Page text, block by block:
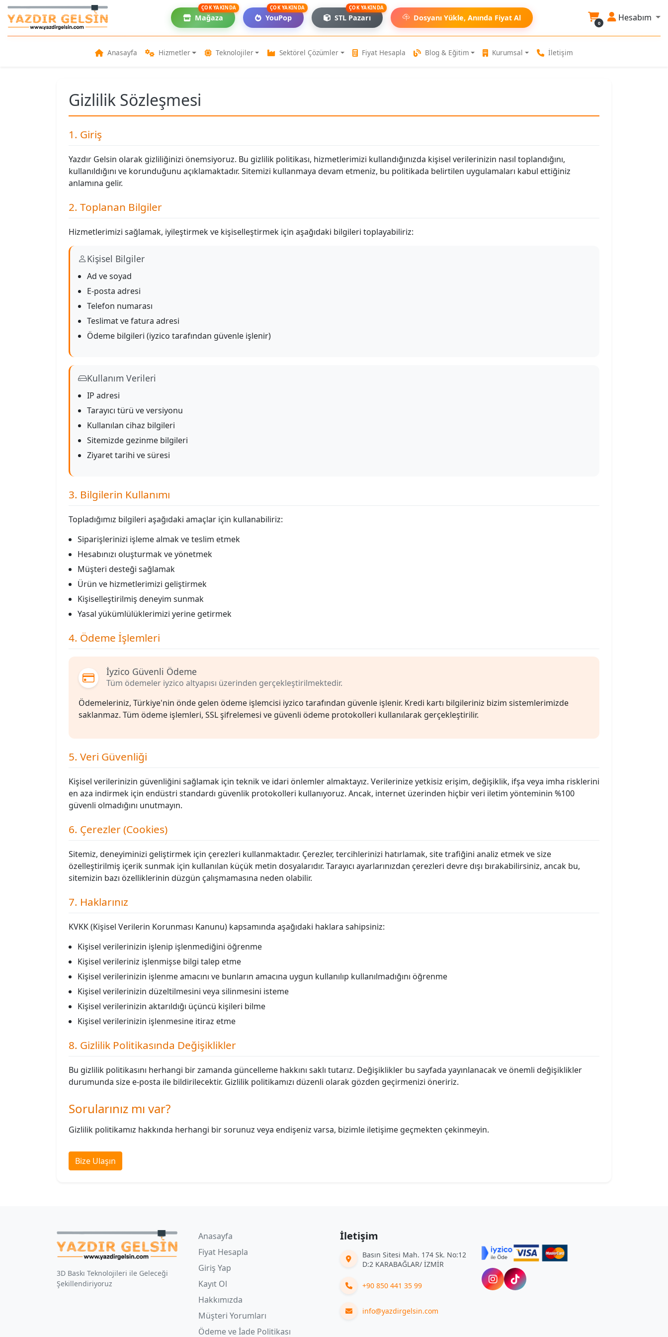
Mağaza
ÇOK YAKINDA
YouPop
ÇOK YAKINDA
STL Pazarı
ÇOK YAKINDA
Dosyanı Yükle, Anında Fiyat Al
0 Hesabım
Anasayfa Hizmetler Teknolojiler Sektörel Çözümler Fiyat Hesapla Blog & Eğitim Kurumsal İletişim
Gizlilik Sözleşmesi
1. Giriş
Yazdır Gelsin olarak gizliliğinizi önemsiyoruz. Bu gizlilik politikası, hizmetlerimizi kullandığınızda kişisel verilerinizin nasıl toplandığını,
kullanıldığını ve korunduğunu açıklamaktadır. Sitemizi kullanmaya devam etmeniz, bu politikada belirtilen uygulamaları kabul ettiğiniz
anlamına gelir.
2. Toplanan Bilgiler
Hizmetlerimizi sağlamak, iyileştirmek ve kişiselleştirmek için aşağıdaki bilgileri toplayabiliriz:
Kişisel Bilgiler
Ad ve soyad
E-posta adresi
Telefon numarası
Teslimat ve fatura adresi
Ödeme bilgileri (iyzico tarafından güvenle işlenir)
Kullanım Verileri
IP adresi
Tarayıcı türü ve versiyonu
Kullanılan cihaz bilgileri
Sitemizde gezinme bilgileri
Ziyaret tarihi ve süresi
3. Bilgilerin Kullanımı
Topladığımız bilgileri aşağıdaki amaçlar için kullanabiliriz:
Siparişlerinizi işleme almak ve teslim etmek
Hesabınızı oluşturmak ve yönetmek
Müşteri desteği sağlamak
Ürün ve hizmetlerimizi geliştirmek
Kişiselleştirilmiş deneyim sunmak
Yasal yükümlülüklerimizi yerine getirmek
4. Ödeme İşlemleri
İyzico Güvenli Ödeme
Tüm ödemeler iyzico altyapısı üzerinden gerçekleştirilmektedir.
Ödemeleriniz, Türkiye'nin önde gelen ödeme işlemcisi iyzico tarafından güvenle işlenir. Kredi kartı bilgileriniz bizim sistemlerimizde
saklanmaz. Tüm ödeme işlemleri, SSL şifrelemesi ve güvenli ödeme protokolleri kullanılarak gerçekleştirilir.
5. Veri Güvenliği
Kişisel verilerinizin güvenliğini sağlamak için teknik ve idari önlemler almaktayız. Verilerinize yetkisiz erişim, değişiklik, ifşa veya imha risklerini
en aza indirmek için endüstri standardı güvenlik protokolleri kullanıyoruz. Ancak, internet üzerinden hiçbir veri iletim yönteminin %100
güvenli olmadığını unutmayın.
6. Çerezler (Cookies)
Sitemiz, deneyiminizi geliştirmek için çerezleri kullanmaktadır. Çerezler, tercihlerinizi hatırlamak, site trafiğini analiz etmek ve size
özelleştirilmiş içerik sunmak için kullanılan küçük metin dosyalarıdır. Tarayıcı ayarlarınızdan çerezleri devre dışı bırakabilirsiniz, ancak bu,
sitemizin bazı özelliklerinin düzgün çalışmamasına neden olabilir.
7. Haklarınız
KVKK (Kişisel Verilerin Korunması Kanunu) kapsamında aşağıdaki haklara sahipsiniz:
Kişisel verilerinizin işlenip işlenmediğini öğrenme
Kişisel verileriniz işlenmişse bilgi talep etme
Kişisel verilerinizin işlenme amacını ve bunların amacına uygun kullanılıp kullanılmadığını öğrenme
Kişisel verilerinizin düzeltilmesini veya silinmesini isteme
Kişisel verilerinizin aktarıldığı üçüncü kişileri bilme
Kişisel verilerinizin işlenmesine itiraz etme
8. Gizlilik Politikasında Değişiklikler
Bu gizlilik politikasını herhangi bir zamanda güncelleme hakkını saklı tutarız. Değişiklikler bu sayfada yayınlanacak ve önemli değişiklikler
durumunda size e-posta ile bildirilecektir. Gizlilik politikamızı düzenli olarak gözden geçirmenizi öneririz.
Sorularınız mı var?
Gizlilik politikamız hakkında herhangi bir sorunuz veya endişeniz varsa, bizimle iletişime geçmekten çekinmeyin.
Bize Ulaşın
3D Baskı Teknolojileri ile Geleceği
Şekillendiriyoruz
Anasayfa
Fiyat Hesapla
Giriş Yap
Kayıt Ol
Hakkımızda
Müşteri Yorumları
Ödeme ve İade Politikası
İletişim
Basın Sitesi Mah. 174 Sk. No:12
D:2 KARABAĞLAR/ İZMİR
+90 850 441 35 99
info@yazdirgelsin.com